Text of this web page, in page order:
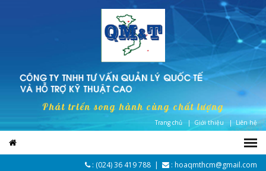
Phát triển song hành cùng chất lượng
Trang chủ | Giới thiệu | Liên hệ
: (024) 36 419 788 | : hoaqmthcm@gmail.com